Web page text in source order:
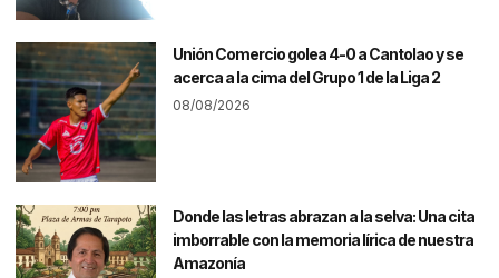
Unión Comercio golea 4-0 a Cantolao y se
acerca a la cima del Grupo 1 de la Liga 2
08/08/2026
Donde las letras abrazan a la selva: Una cita
imborrable con la memoria lírica de nuestra
Amazonía